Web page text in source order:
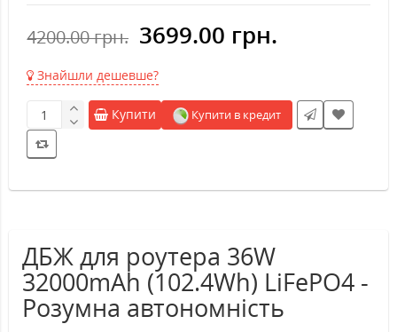
4200.00 грн. 3699.00 грн.
Знайшли дешевше?
Купити Купити в кредит
ДБЖ для роутера 36W
32000mAh (102.4Wh) LiFePO4 -
Розумна автономність